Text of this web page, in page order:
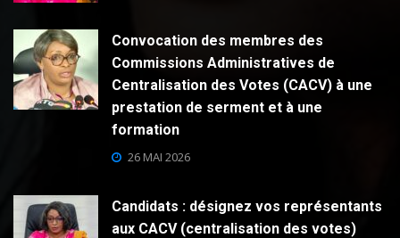
Convocation des membres des
Commissions Administratives de
Centralisation des Votes (CACV) à une
prestation de serment et à une
formation
26 MAI 2026
Candidats : désignez vos représentants
aux CACV (centralisation des votes)